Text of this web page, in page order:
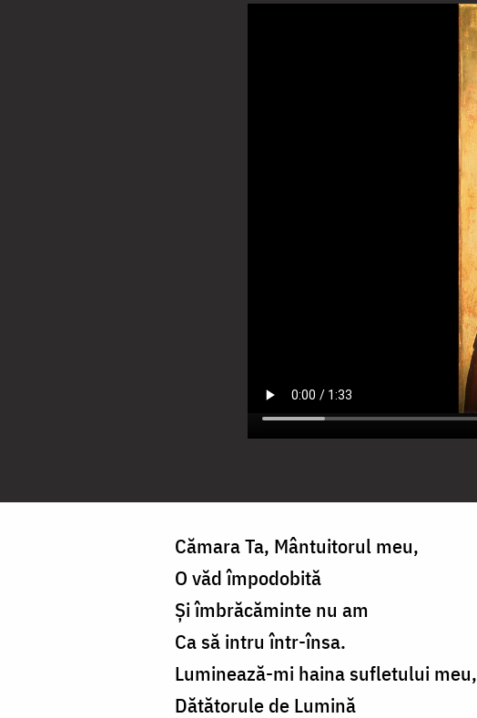
Cămara Ta, Mântuitorul meu,
O văd împodobită
Şi îmbrăcăminte nu am
Ca să intru într-însa.
Luminează-mi haina sufletului meu,
Dătătorule de Lumină